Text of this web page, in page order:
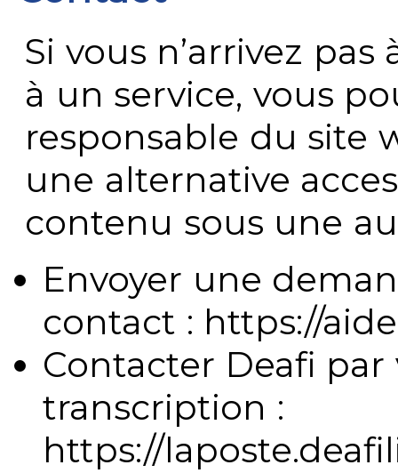
Si vous n’arrivez
à un service, vous
responsable du site
une alternative
contenu sous une
Envoyer une
contact : https://
Contacter Deafi
transcription :
https://